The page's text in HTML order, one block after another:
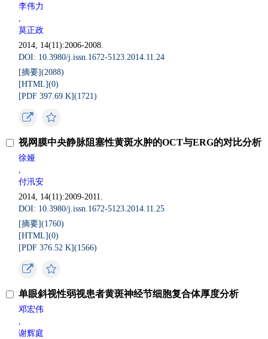
李伟力
,
莫正政
2014, 14(11):2006-2008.
DOI: 10.3980/j.issn.1672-5123.2014.11.24
[摘要](2088)
[HTML](0)
[PDF 397.69 K](1721)
视网膜中央静脉阻塞性黄斑水肿的OCT与ERG的对比分析
徐娅
,
付汛安
2014, 14(11):2009-2011.
DOI: 10.3980/j.issn.1672-5123.2014.11.25
[摘要](1760)
[HTML](0)
[PDF 376.52 K](1566)
单眼斜视性弱视患者黄斑神经节细胞复合体厚度分析
邓宏伟
,
谢辉庭